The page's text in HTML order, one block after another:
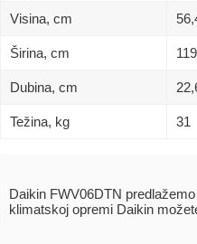
Visina, сm
Širina, сm
Dubina, сm
Težina, kg 31
Daikin FWV06DTN
klimatskoj opremi Daikin